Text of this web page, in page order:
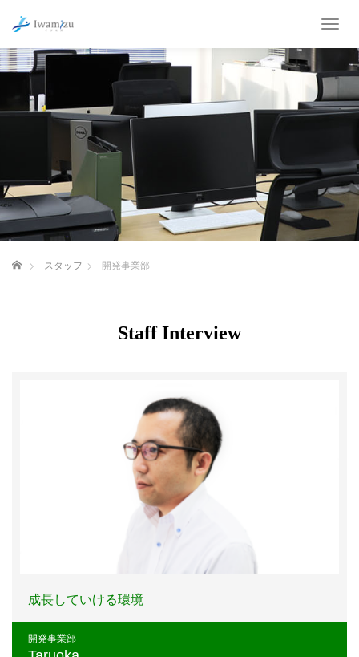
T
g
e
i
g
a
ホーム スタッフ 開発事業部
Staff Interview
成長していける環境
開発事業部